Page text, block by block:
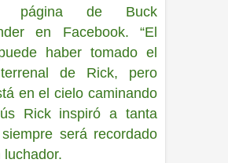
de Buck
en Facebook. “El
haber tomado el
de Rick, pero
en el cielo caminando
Rick inspiró a tanta
será recordado
luchador.